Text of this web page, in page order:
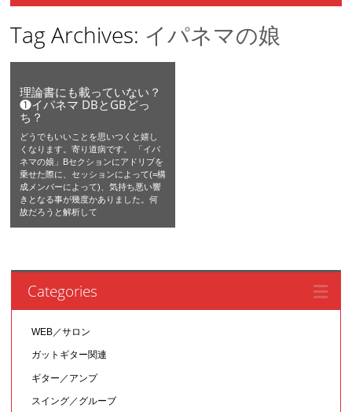
Tag Archives: イパネマの娘
理論書にも載っていない？
❶イパネマ DBとGBどっ
ち？
どうでもいいことを思いつくと嬉し
くなります。寄り道病です。 「イパ
ネマの娘」Bセクションにアドリブを
乗せた際に、セッションによって(=構
成メンバーによって)、気持ち悪い響
きとなる事が幾度かありました。何
故だろうと解析して
Categories
WEB／サロン
ガットギター関連
ギター／アンプ
スイング／グルーブ